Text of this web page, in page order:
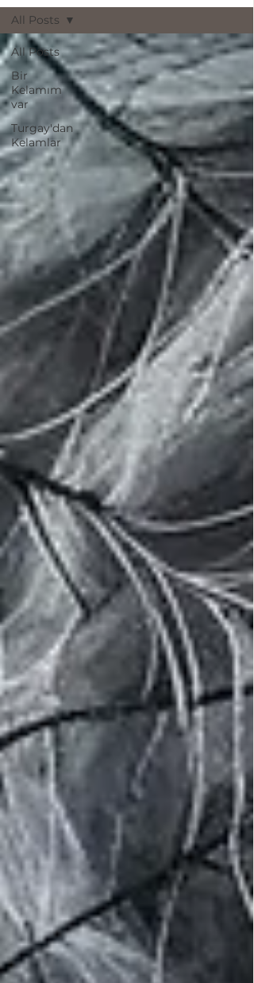
All Posts
Bir
Kelamım
var
Turgay'dan
Kelamlar
All Posts